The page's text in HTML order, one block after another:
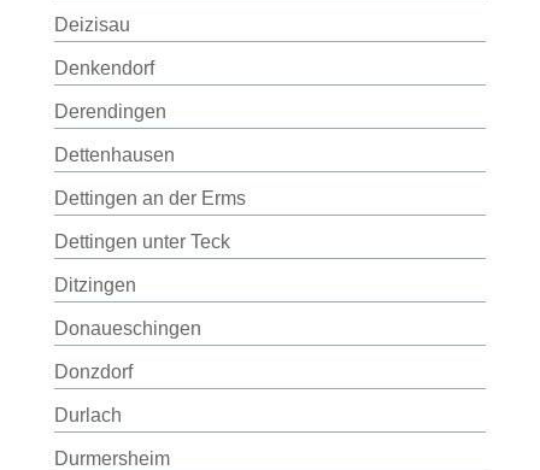
Deizisau
Denkendorf
Derendingen
Dettenhausen
Dettingen an der Erms
Dettingen unter Teck
Ditzingen
Donaueschingen
Donzdorf
Durlach
Durmersheim